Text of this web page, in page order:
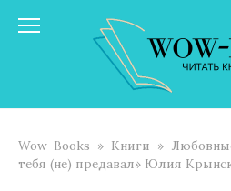
Wow-Books » Книги »
тебя (не) предавал» Юлия